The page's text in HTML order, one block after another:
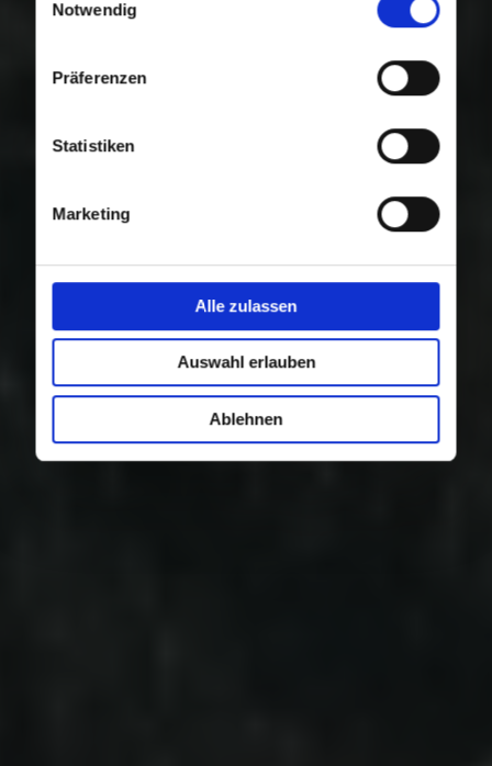
Nutzung der Dienste gesammelt haben.
Notwendig
Präferenzen
Statistiken
Marketing
Alle zulassen
Auswahl erlauben
Ablehnen